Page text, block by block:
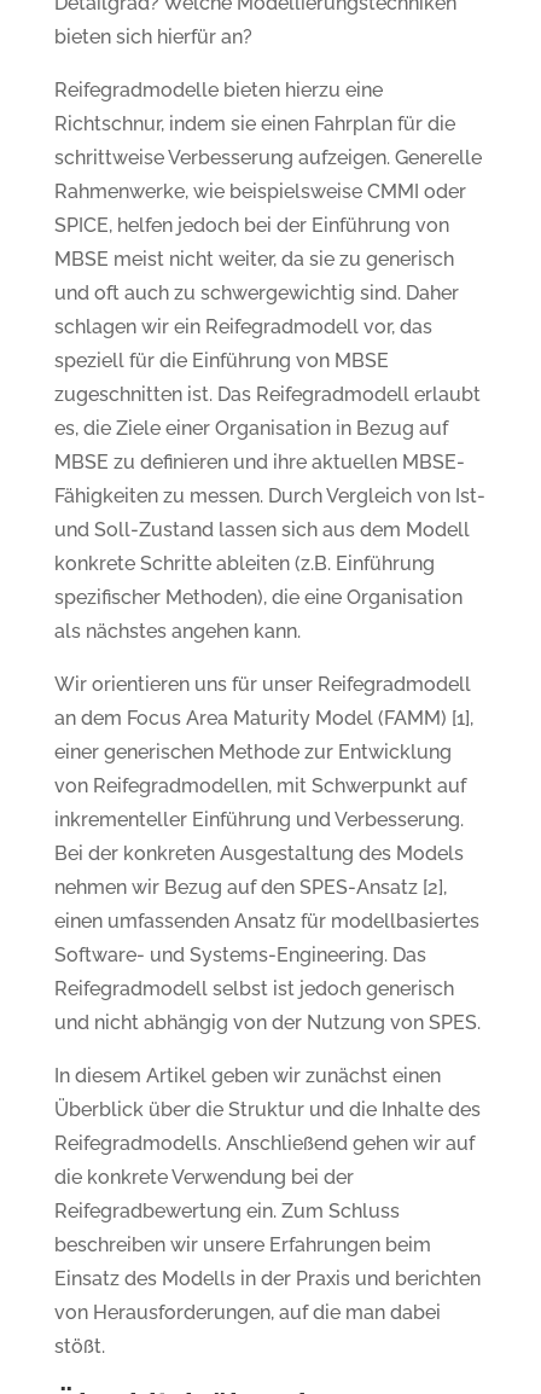
bieten sich hierfür an?
Reifegradmodelle bieten hierzu eine
Richtschnur, indem sie einen Fahrplan für die
schrittweise Verbesserung aufzeigen. Generelle
Rahmenwerke, wie beispielsweise CMMI oder
SPICE, helfen jedoch bei der Einführung von
MBSE meist nicht weiter, da sie zu generisch
und oft auch zu schwergewichtig sind. Daher
schlagen wir ein Reifegradmodell vor, das
speziell für die Einführung von MBSE
zugeschnitten ist. Das Reifegradmodell erlaubt
es, die Ziele einer Organisation in Bezug auf
MBSE zu definieren und ihre aktuellen MBSE-
Fähigkeiten zu messen. Durch Vergleich von Ist-
und Soll-Zustand lassen sich aus dem Modell
konkrete Schritte ableiten (z.B. Einführung
spezifischer Methoden), die eine Organisation
als nächstes angehen kann.
Wir orientieren uns für unser Reifegradmodell
an dem Focus Area Maturity Model (FAMM) [1],
einer generischen Methode zur Entwicklung
von Reifegradmodellen, mit Schwerpunkt auf
inkrementeller Einführung und Verbesserung.
Bei der konkreten Ausgestaltung des Models
nehmen wir Bezug auf den SPES-Ansatz [2],
einen umfassenden Ansatz für modellbasiertes
Software- und Systems-Engineering. Das
Reifegradmodell selbst ist jedoch generisch
und nicht abhängig von der Nutzung von SPES.
In diesem Artikel geben wir zunächst einen
Überblick über die Struktur und die Inhalte des
Reifegradmodells. Anschließend gehen wir auf
die konkrete Verwendung bei der
Reifegradbewertung ein. Zum Schluss
beschreiben wir unsere Erfahrungen beim
Einsatz des Modells in der Praxis und berichten
von Herausforderungen, auf die man dabei
stößt.